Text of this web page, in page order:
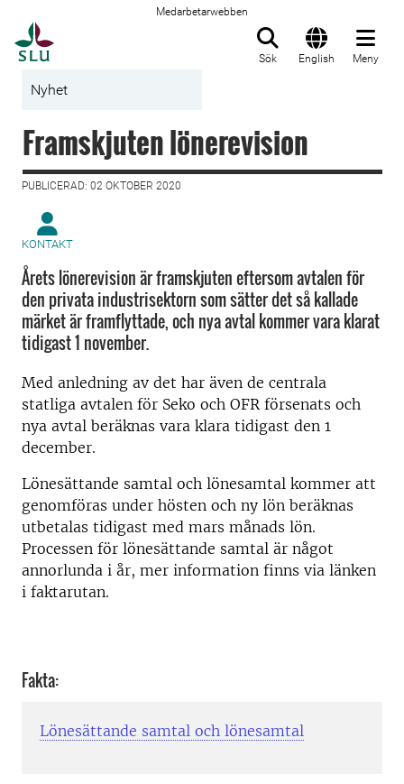
Medarbetarwebben
Sök English Meny
Nyhet
Framskjuten lönerevision
PUBLICERAD: 02 OKTOBER 2020
KONTAKT
Årets lönerevision är framskjuten eftersom avtalen för
den privata industrisektorn som sätter det så kallade
märket är framflyttade, och nya avtal kommer vara klarat
tidigast 1 november.
Med anledning av det har även de centrala
statliga avtalen för Seko och OFR försenats och
nya avtal beräknas vara klara tidigast den 1
december.
Lönesättande samtal och lönesamtal kommer att
genomföras under hösten och ny lön beräknas
utbetalas tidigast med mars månads lön.
Processen för lönesättande samtal är något
annorlunda i år, mer information finns via länken
i faktarutan.
Fakta:
Lönesättande samtal och lönesamtal